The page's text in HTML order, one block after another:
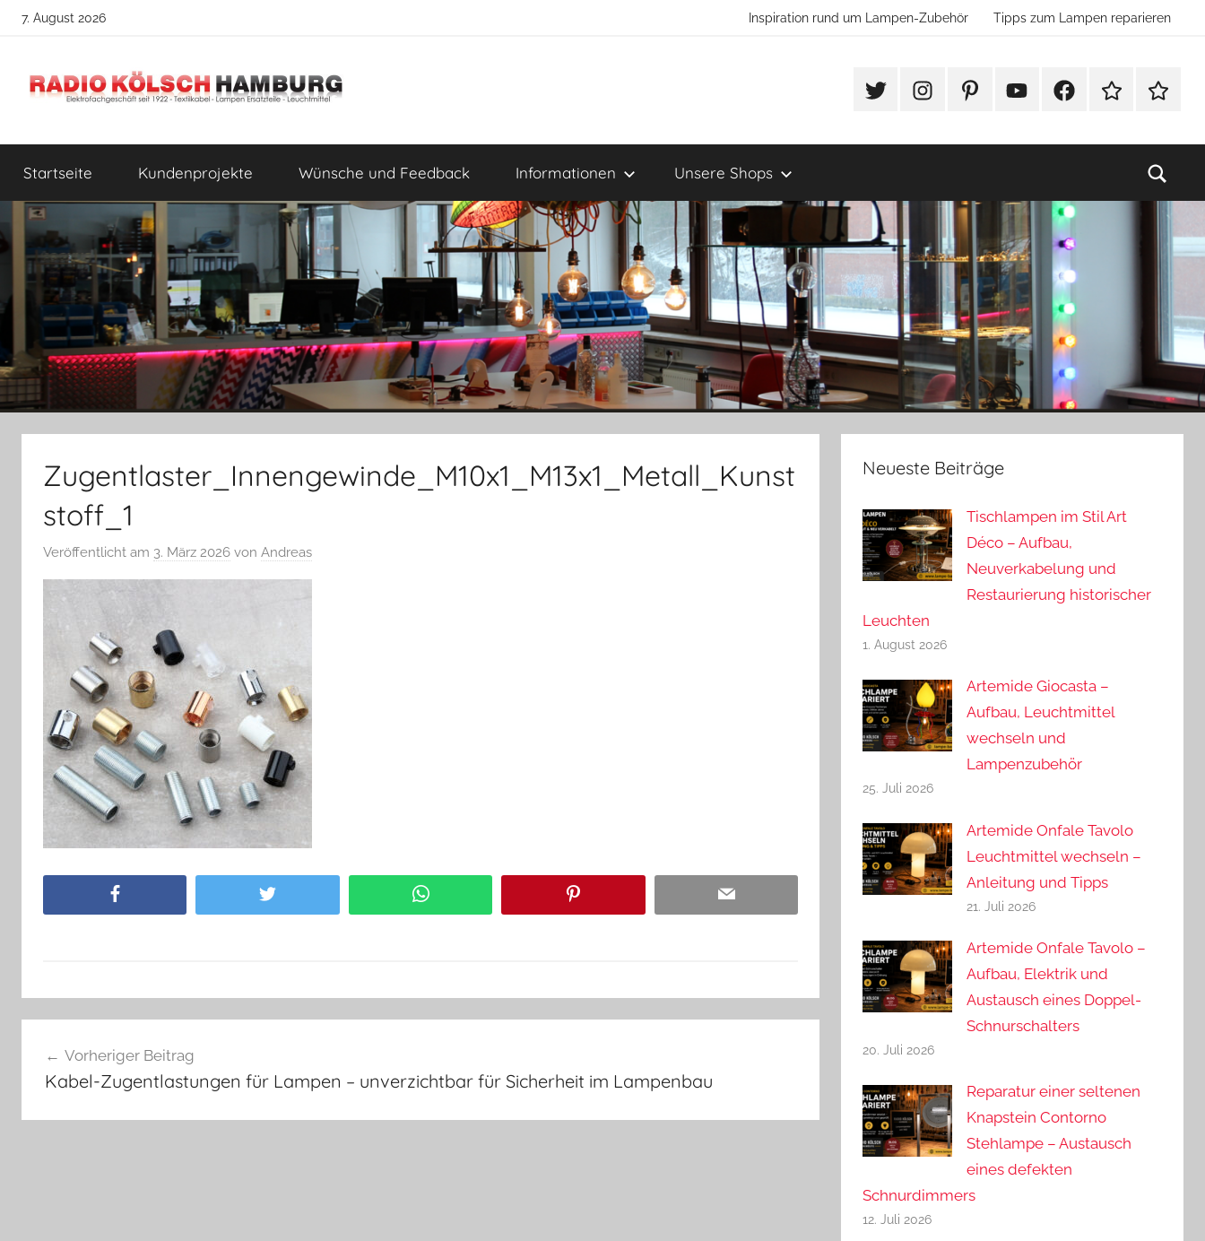
Zum7. August 2026 Inspiration rund um Lampen-Zubehör Tipps zum Lampen reparieren
Radio
Kölsch
Hamburg
Lampenbau
Tipps
#TwitterInstagramPinterestYouTubeFacebook
TikTok
Startseite Kundenprojekte Wünsche und Feedback Informationen Unsere Shops
Zugentlaster_Innengewinde_M10x1_M13x1_Metall_Kunst
stoff_1
Veröffentlicht am 3. März 2026 von Andreas
Twitter WhatsApp Email
Vorheriger Beitrag
Kabel-Zugentlastungen für Lampen – unverzichtbar für Sicherheit im Lampenbau
Neueste Beiträge
Tischlampen im Stil Art
Déco – Aufbau,
Neuverkabelung und
Restaurierung historischer
Leuchten
1. August 2026
Artemide Giocasta –
Aufbau, Leuchtmittel
wechseln und
Lampenzubehör
25. Juli 2026
Artemide Onfale Tavolo
Leuchtmittel wechseln –
Anleitung und Tipps
21. Juli 2026
Artemide Onfale Tavolo –
Aufbau, Elektrik und
Austausch eines Doppel-
Schnurschalters
20. Juli 2026
Reparatur einer seltenen
Knapstein Contorno
Stehlampe – Austausch
eines defekten
Schnurdimmers
12. Juli 2026